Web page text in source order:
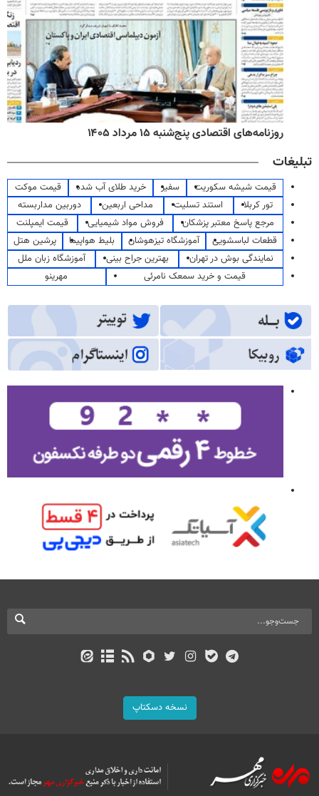
روزنامه‌های اقتصادی پنج‌شنبه ۱۵ مرداد ۱۴۰۵
تبلیغات
قیمت شیشه سکوریت سفیر خرید طلای آب شده
قیمت موکت
تور کربلا
استند تسلیت مداحی اربعین
دوربین مداربسته
مرجع پاسخ معتبر پزشکان
فروش مواد شیمیایی
قیمت ایمپلنت
قطعات لباسشویی
آموزشگاه تیزهوشان بلیط هواپیما
پرشین هتل
نمایندگی بوش در تهران
بهترین جراح بینی
آموزشگاه زبان ملل
قیمت و خرید سمعک نامرئی
مهرینو
نسخه دسکتاپ